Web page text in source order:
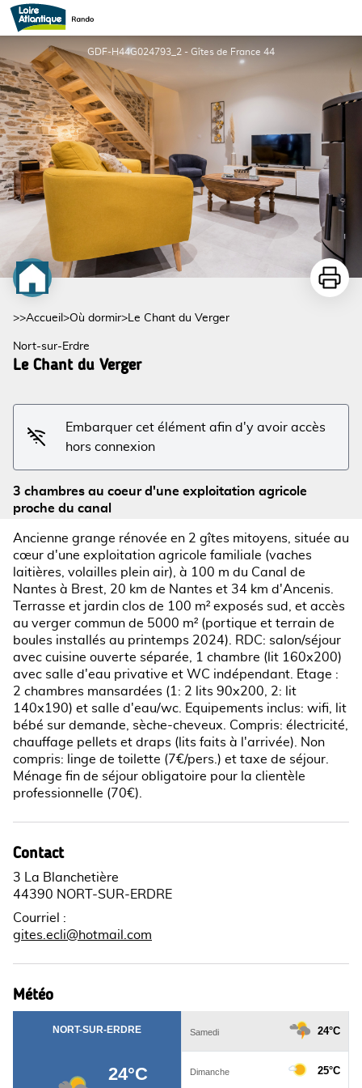
Le Chant du Verger
GDF-H44G024793_2 - Gîtes de France 44
Voir l'image en plein écran
>>Accueil >Où dormir> Le Chant du Verger
Nort-sur-Erdre
Le Chant du Verger
Embarquer cet élément afin d'y avoir accès
hors connexion
3 chambres au coeur d'une exploitation agricole
proche du canal
Ancienne grange rénovée en 2 gîtes mitoyens, située au
cœur d'une exploitation agricole familiale (vaches
laitières, volailles plein air), à 100 m du Canal de
Nantes à Brest, 20 km de Nantes et 34 km d'Ancenis.
Terrasse et jardin clos de 100 m² exposés sud, et accès
au verger commun de 5000 m² (portique et terrain de
boules installés au printemps 2024). RDC: salon/séjour
avec cuisine ouverte séparée, 1 chambre (lit 160x200)
avec salle d'eau privative et WC indépendant. Etage :
2 chambres mansardées (1: 2 lits 90x200, 2: lit
140x190) et salle d'eau/wc. Equipements inclus: wifi, lit
bébé sur demande, sèche-cheveux. Compris: électricité,
chauffage pellets et draps (lits faits à l'arrivée). Non
compris: linge de toilette (7€/pers.) et taxe de séjour.
Ménage fin de séjour obligatoire pour la clientèle
professionnelle (70€).
Contact
3 La Blanchetière
44390 NORT-SUR-ERDRE
Courriel
:
gites.ecli@hotmail.com
Météo